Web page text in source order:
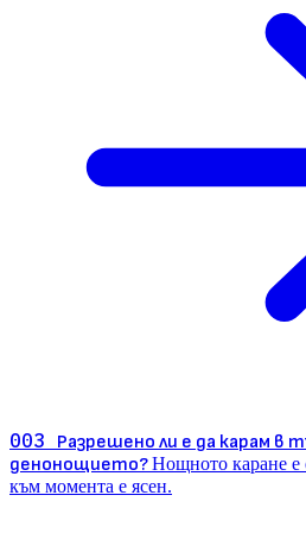
003 Разрешено ли е да карам в
денонощието?Нощното каране е
към момента е ясен.